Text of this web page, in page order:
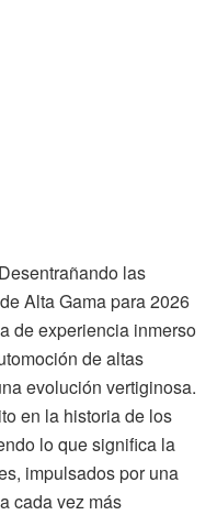
las
Alta Gama para 2026
de experiencia inmerso
de altas
evolución vertiginosa.
en la historia de los
lo que significa la
impulsados por una
cada vez más